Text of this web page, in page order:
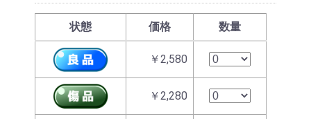
状態 価格 数量
￥2,580
￥2,280